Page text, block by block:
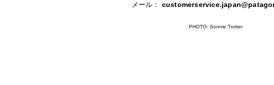
メール：
PHOTO: Sonnie Trotter